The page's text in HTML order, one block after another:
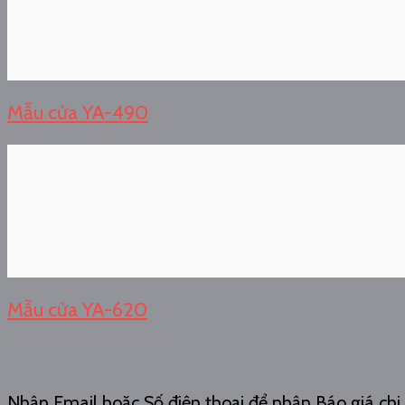
Mẫu cửa YA-490
Mẫu cửa YA-620